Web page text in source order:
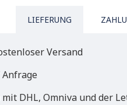
LIEFERUNG
Versand
DHL, Omniva und der